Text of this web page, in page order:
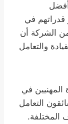
قدراتهم في
الشركة أن
والتعامل
في
التعامل
المختلفة.